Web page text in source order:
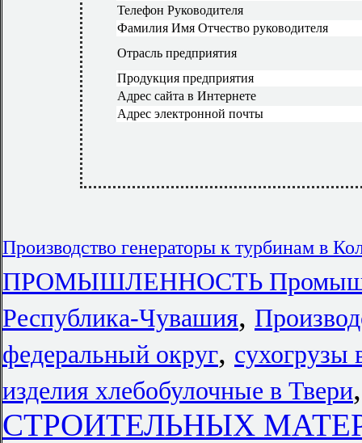
Телефон Руководителя
Фамилия Имя Отчество руководителя
Отрасль предприятия
Продукция предприятия
Адрес сайта в Интернете
Адрес электронной почты
Производство генераторы к турбинам в
ПРОМЫШЛЕННОСТЬ
Республика-Чувашия,
федеральный округ, сухогрузы
изделия хлебобулочные в Твери
СТРОИТЕЛЬНЫХ